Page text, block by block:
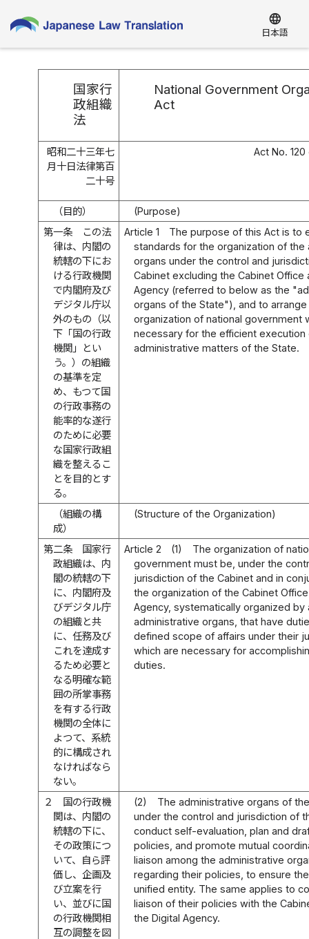
language
日本語
国家行
政組織
法
National Government
Act
昭和二十三年七
月十日法律第百
二十号
Act No. 120
（目的）
(Purpose)
第一条
この法
律は、内閣の
統轄の下にお
ける行政機関
で内閣府及び
デジタル庁以
外のもの（以
下「国の行政
機関」とい
う。）の組織
の基準を定
め、もつて国
の行政事務の
能率的な遂行
のために必要
な国家行政組
織を整えるこ
とを目的とす
る。
Article 1
The purpose of this Act is to
standards for the organization of the
organs under the control and
Cabinet excluding the Cabinet Office
Agency (referred to below as the
organs of the State"), and to
organization of national government
necessary for the efficient execution
administrative matters of the State.
（組織の構
成）
(Structure of the Organization)
第二条
国家行
政組織は、内
閣の統轄の下
に、内閣府及
びデジタル庁
の組織と共
に、任務及び
これを達成す
るため必要と
なる明確な範
囲の所掌事務
を有する行政
機関の全体に
よつて、系統
的に構成され
なければなら
ない。
Article 2 (1)
The organization of
government must be, under the
jurisdiction of the Cabinet and in
the organization of the Cabinet
Agency, systematically organized by
administrative organs, that have
defined scope of affairs under their
which are necessary for
duties.
２
国の行政機
関は、内閣の
統轄の下に、
その政策につ
いて、自ら評
価し、企画及
び立案を行
い、並びに国
の行政機関相
互の調整を図
(2)
The administrative organs of
under the control and jurisdiction of
conduct self-evaluation, plan and
policies, and promote mutual
liaison among the administrative
regarding their policies, to ensure
unified entity. The same applies to
liaison of their policies with the
the Digital Agency.